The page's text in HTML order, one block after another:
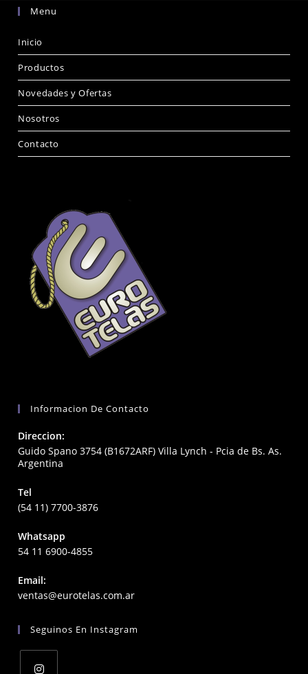
Menu
Inicio
Productos
Novedades y Ofertas
Nosotros
Contacto
Informacion De Contacto
Direccion:
Guido Spano 3754 (B1672ARF) Villa Lynch - Pcia de Bs. As.
Argentina
Tel
(54 11) 7700-3876
Whatsapp
54 11 6900-4855
Email:
ventas@eurotelas.com.arOpens
application
Seguinos En Instagram